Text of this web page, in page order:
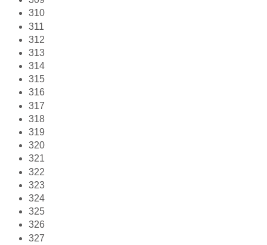
310
311
312
313
314
315
316
317
318
319
320
321
322
323
324
325
326
327